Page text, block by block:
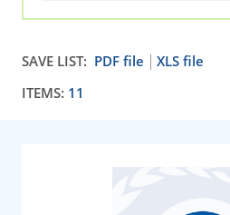
SAVE LIST: PDF file
XLS file
ITEMS: 11